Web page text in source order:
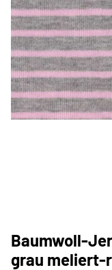
Baumwoll-
grau meliert-